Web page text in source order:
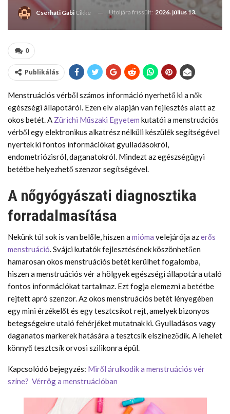
Cserháti Gabi Cikke Utoljára frissült: 2026. július 13.
0
Publikálás
Menstruációs vérből számos információ nyerhető ki a nők
egészségi állapotáról. Ezen elv alapján van fejlesztés alatt az
okos betét. A Zürichi Műszaki Egyetem kutatói a menstruációs
vérből egy elektronikus alkatrész nélküli készülék segítségével
nyertek ki fontos információkat gyulladásokról,
endometriózisról, daganatokról. Mindezt az egészségügyi
betétbe helyezhető szenzor segítségével.
A nőgyógyászati diagnosztika
forradalmasítása
Nekünk túl sok is van belőle, hiszen a mióma velejárója azerős
menstruáció. Svájci kutatók fejlesztésének köszönhetően
hamarosan okos menstruációs betét kerülhet fogalomba,
hiszen a menstruációs vér a hölgyek egészségi állapotára utaló
fontos információkat tartalmaz. Ezt fogja elemezni a betétbe
rejtett apró szenzor. Az okos menstruációs betét lényegében
egy mini érzékelőt és egy tesztcsíkot rejt, amelyek bizonyos
betegségekre utaló fehérjéket mutatnak ki. Gyulladásos vagy
daganatos markerek hatására a tesztcsík elszíneződik. A lehelet
könnyű tesztcsík orvosi szilikonra épül.
Kapcsolódó bejegyzés: Miről árulkodik a menstruációs vér
színe? Vérrög a menstruációban